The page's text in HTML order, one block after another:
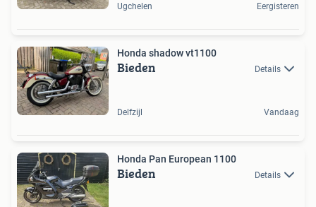
Ugchelen Eergisteren
Honda shadow vt1100
Bieden Details
Delfzijl Vandaag
Honda Pan European 1100
Bieden Details